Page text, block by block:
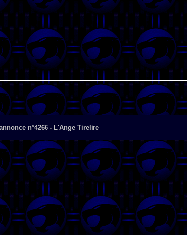
n°4266 - L'Ange Tirelire